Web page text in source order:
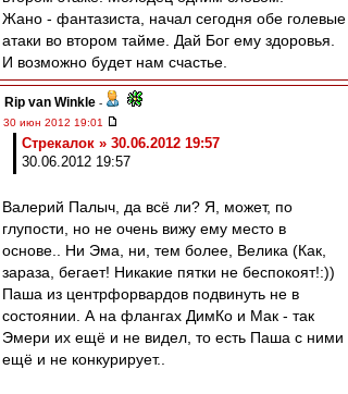
Жано - фантазиста, начал сегодня обе голевые
атаки во втором тайме. Дай Бог ему здоровья.
И возможно будет нам счастье.
Rip van Winkle -
30 июн 2012 19:01
Стрекалок » 30.06.2012 19:57
30.06.2012 19:57
Валерий Палыч, да всё ли? Я, может, по
глупости, но не очень вижу ему место в
основе.. Ни Эма, ни, тем более, Велика (Как,
зараза, бегает! Никакие пятки не беспокоят!:))
Паша из центрфорвардов подвинуть не в
состоянии. А на флангах ДимКо и Мак - так
Эмери их ещё и не видел, то есть Паша с ними
ещё и не конкурирует..